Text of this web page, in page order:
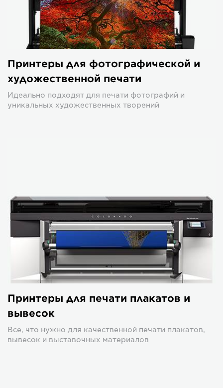
Принтеры для фотографической и
художественной печати
Идеально подходят для печати фотографий и
уникальных художественных творений
Принтеры для печати плакатов и
вывесок
Все, что нужно для качественной печати плакатов,
вывесок и выставочных материалов